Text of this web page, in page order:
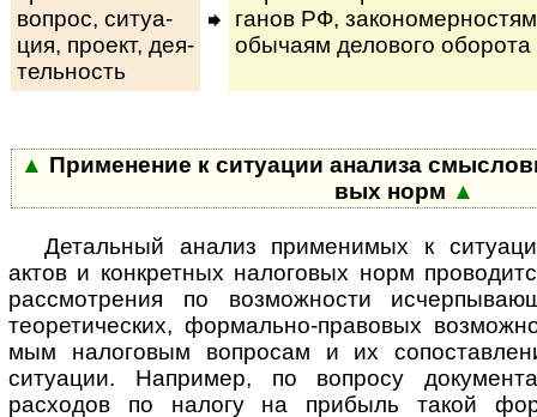
вопрос, си­ту­а­
ция, про­ект, де­я­
тель­ность
га­нов РФ,
обы­ча­ям де­ло­во­го оборота
▲ Применение к ситуации анализа
вых норм ▲
Де­таль­ный ана­лиз применимых к
актов и конкретных налоговых норм
рассмотрения по возможности
теоретических, формально-правовых
мым налоговым вопросам и их
ситуации. Например, по вопросу
расходов по налогу на прибыль такой